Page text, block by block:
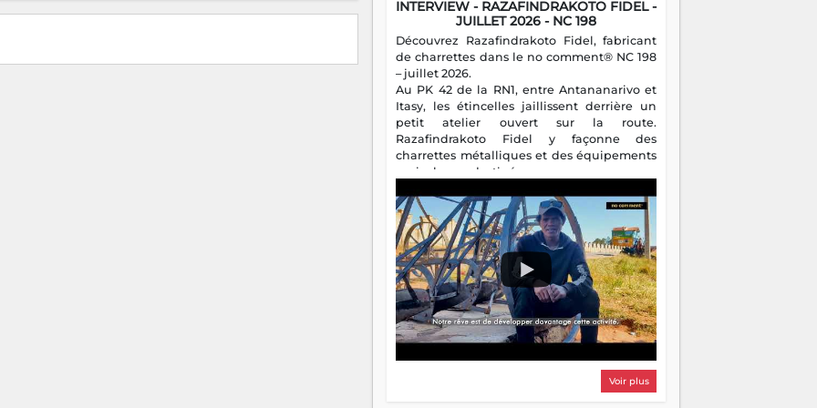
INTERVIEW - RAZAFINDRAKOTO FIDEL -
JUILLET 2026 - NC 198
Découvrez Razafindrakoto Fidel, fabricant
de charrettes dans le no comment® NC 198
– juillet 2026.
Au PK 42 de la RN1, entre Antananarivo et
Itasy, les étincelles jaillissent derrière un
petit atelier ouvert sur la route.
Razafindrakoto Fidel y façonne des
charrettes métalliques et des équipements
agricoles destinés aux campagnes
familial, il perpétue un métier discret mais
essentiel.
Voir plus